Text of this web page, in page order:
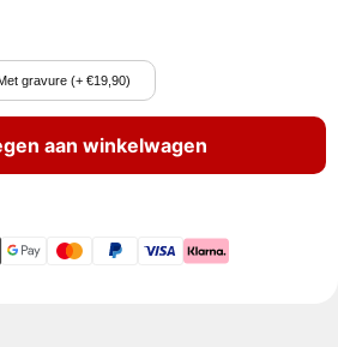
gravure (+ €19,90)
aan winkelwagen